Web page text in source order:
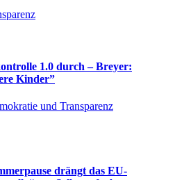
1.0 durch – Breyer:
Kinder”
und Transparenz
drängt das EU-